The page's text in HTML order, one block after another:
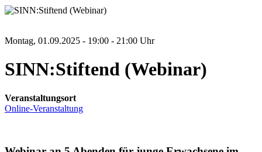
Montag, 01.09.2025 - 19:00 - 21:00 Uhr
SINN:Stiftend (Webinar)
Veranstaltungsort
Online-Veranstaltung